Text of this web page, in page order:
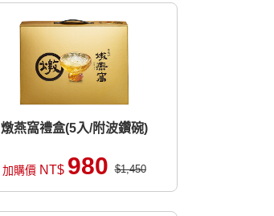
燉燕窩禮盒(5入/附波鑽碗)
加購價NT$ 980$1,450